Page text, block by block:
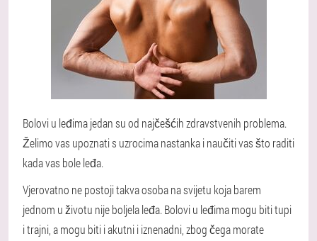
Bolovi u leđima jedan su od najčešćih zdravstvenih problema.
Želimo vas upoznati s uzrocima nastanka i naučiti vas što raditi
kada vas bole leđa.
Vjerovatno ne postoji takva osoba na svijetu koja barem
jednom u životu nije boljela leđa. Bolovi u leđima mogu biti tupi
i trajni, a mogu biti i akutni i iznenadni, zbog čega morate